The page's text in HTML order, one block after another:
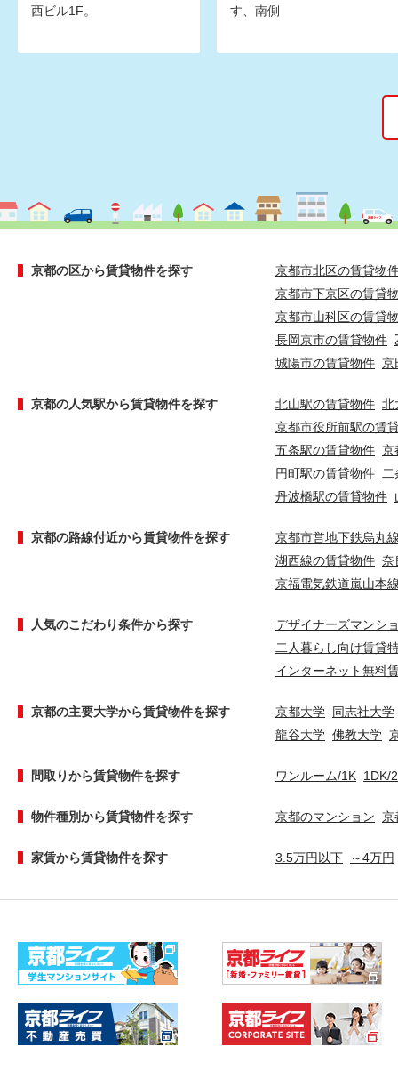
西ビル1F。
す、南側
京都の区から賃貸物件を探す
京都市北区の賃貸物
京都市下京区の賃貸
京都市山科区の賃貸
長岡京市の賃貸物件
城陽市の賃貸物件 京
京都の人気駅から賃貸物件を探す 北山駅の賃貸物件 北
京都市役所前駅の賃
五条駅の賃貸物件 京
円町駅の賃貸物件 二
丹波橋駅の賃貸物件
京都の路線付近から賃貸物件を探す
京都市営地下鉄烏丸
湖西線の賃貸物件 奈
京福電気鉄道嵐山本
人気のこだわり条件から探す
デザイナーズマンシ
二人暮らし向け賃貸
インターネット無料
京都の主要大学から賃貸物件を探す 京都大学 同志社大学
龍谷大学 佛教大学
間取りから賃貸物件を探す ワンルーム/1K 1DK/
物件種別から賃貸物件を探す 京都のマンション 京
家賃から賃貸物件を探す 3.5万円以下 ～4万円